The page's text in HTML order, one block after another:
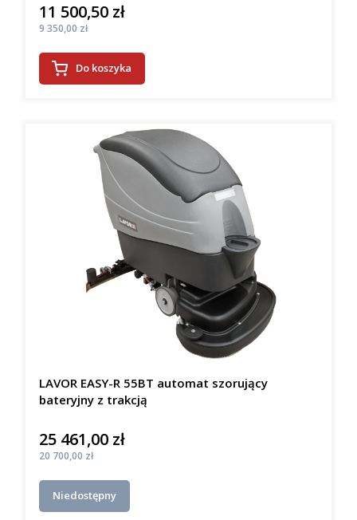
Cena
11 500,50 zł
Cena
9 350,00 zł
Do koszyka
LAVOR EASY-R 55BT automat szorujący
bateryjny z trakcją
Cena
25 461,00 zł
Cena
20 700,00 zł
Niedostępny